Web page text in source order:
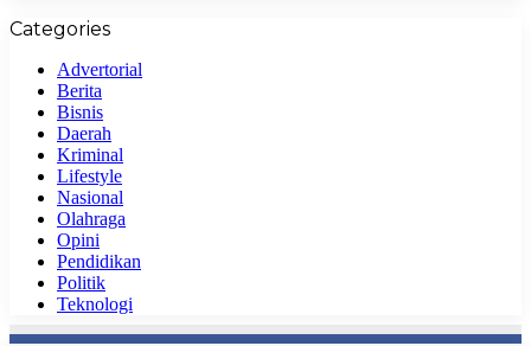
Categories
Advertorial
Berita
Bisnis
Daerah
Kriminal
Lifestyle
Nasional
Olahraga
Opini
Pendidikan
Politik
Teknologi